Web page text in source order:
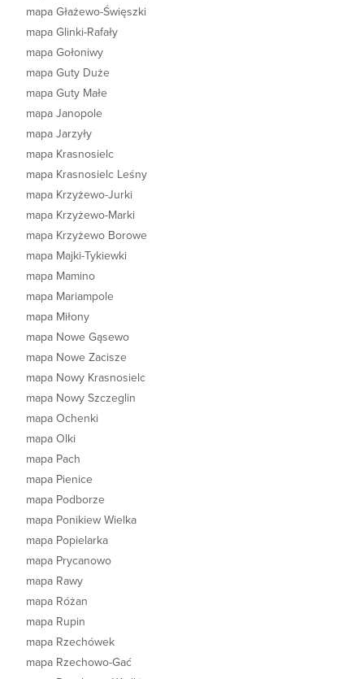
mapa Głażewo-Święszki
mapa Glinki-Rafały
mapa Gołoniwy
mapa Guty Duże
mapa Guty Małe
mapa Janopole
mapa Jarzyły
mapa Krasnosielc
mapa Krasnosielc Leśny
mapa Krzyżewo-Jurki
mapa Krzyżewo-Marki
mapa Krzyżewo Borowe
mapa Majki-Tykiewki
mapa Mamino
mapa Mariampole
mapa Miłony
mapa Nowe Gąsewo
mapa Nowe Zacisze
mapa Nowy Krasnosielc
mapa Nowy Szczeglin
mapa Ochenki
mapa Olki
mapa Pach
mapa Pienice
mapa Podborze
mapa Ponikiew Wielka
mapa Popielarka
mapa Prycanowo
mapa Rawy
mapa Różan
mapa Rupin
mapa Rzechówek
mapa Rzechowo-Gać